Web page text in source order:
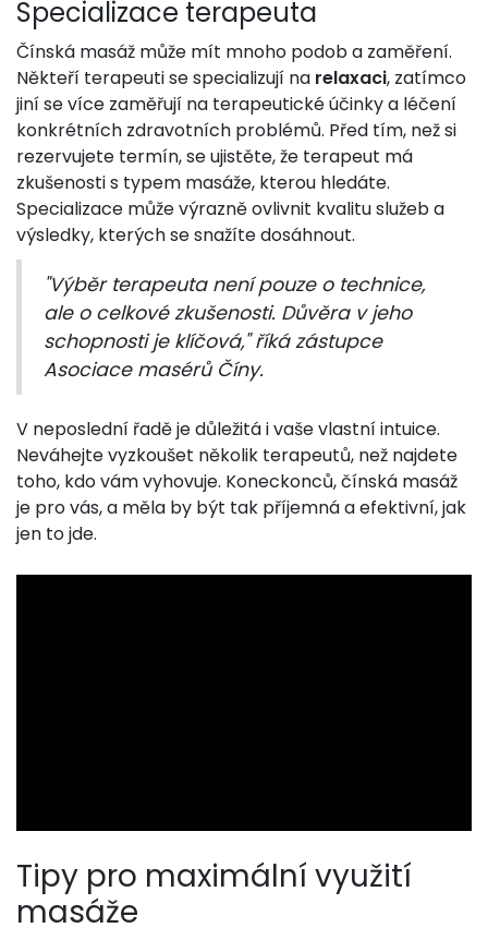
Specializace terapeuta
Čínská masáž může mít mnoho podob a zaměření.
Někteří terapeuti se specializují na relaxaci, zatímco
jiní se více zaměřují na terapeutické účinky a léčení
konkrétních zdravotních problémů. Před tím, než si
rezervujete termín, se ujistěte, že terapeut má
zkušenosti s typem masáže, kterou hledáte.
Specializace může výrazně ovlivnit kvalitu služeb a
výsledky, kterých se snažíte dosáhnout.
"Výběr terapeuta není pouze o technice,
ale o celkové zkušenosti. Důvěra v jeho
schopnosti je klíčová," říká zástupce
Asociace masérů Číny.
V neposlední řadě je důležitá i vaše vlastní intuice.
Neváhejte vyzkoušet několik terapeutů, než najdete
toho, kdo vám vyhovuje. Koneckonců, čínská masáž
je pro vás, a měla by být tak příjemná a efektivní, jak
jen to jde.
Tipy pro maximální využití
masáže